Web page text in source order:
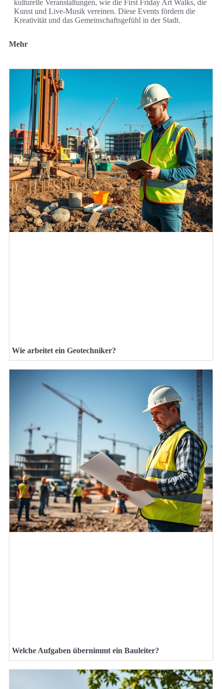
kulturelle Veranstaltungen, wie die First Friday Art Walks, die
Kunst und Live-Musik vereinen. Diese Events fördern die
Kreativität und das Gemeinschaftsgefühl in der Stadt.
Mehr
Wie arbeitet ein Geotechniker?
Welche Aufgaben übernimmt ein Bauleiter?